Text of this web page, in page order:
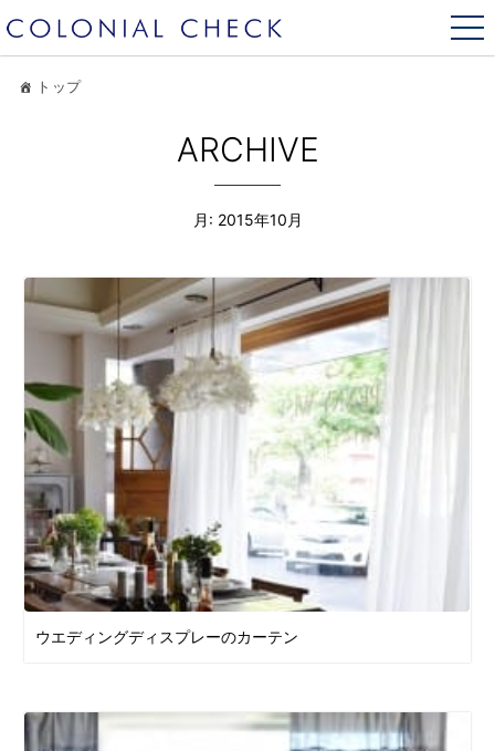
トップ
ARCHIVE
月: 2015年10月
ウエディングディスプレーのカーテン